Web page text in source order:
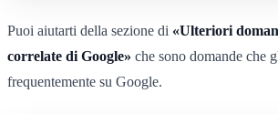
Puoi aiutarti della sezione di «Ulteriori
correlate di Google» che sono domande che
frequentemente su Google.